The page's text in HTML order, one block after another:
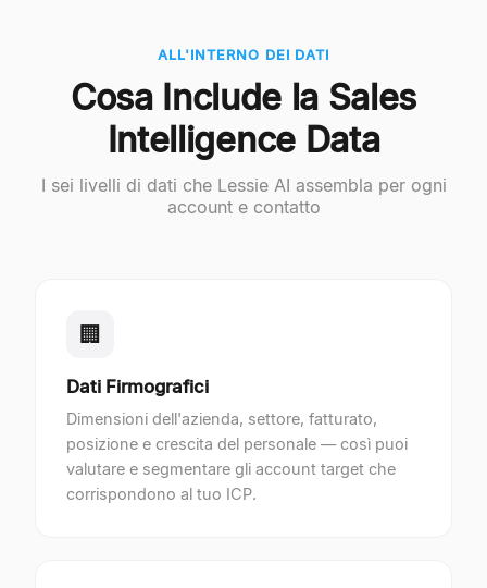
ALL'INTERNO DEI DATI
Cosa Include la Sales
Intelligence Data
I sei livelli di dati che Lessie AI assembla per ogni
account e contatto
🏢
Dati Firmografici
Dimensioni dell'azienda, settore, fatturato,
posizione e crescita del personale — così puoi
valutare e segmentare gli account target che
corrispondono al tuo ICP.